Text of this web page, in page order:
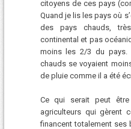
citoyens de ces pays
Quand je lis les pays où
des pays chauds,
continental et pas
moins les 2/3 du pays.
chauds se voyaient
de pluie comme il a été
Ce qui serait peut
agriculteurs qui gèrent
financent totalement ses